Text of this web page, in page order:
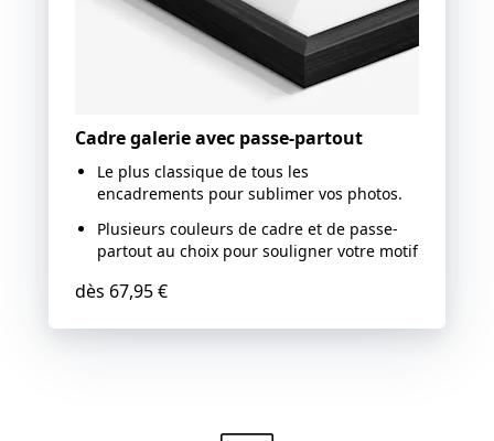
Cadre galerie avec passe-partout
Le plus classique de tous les
encadrements pour sublimer vos photos.
Plusieurs couleurs de cadre et de passe-
partout au choix pour souligner votre motif
dès 67,95 €